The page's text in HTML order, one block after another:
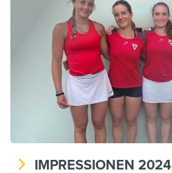
IMPRESSIONEN 2024